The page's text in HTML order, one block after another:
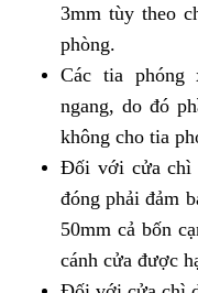
3mm tùy theo
phòng.
Các tia phóng
ngang, do đó
không cho tia
Đối với cửa chì
đóng phải đảm
50mm cả bốn
cánh cửa được